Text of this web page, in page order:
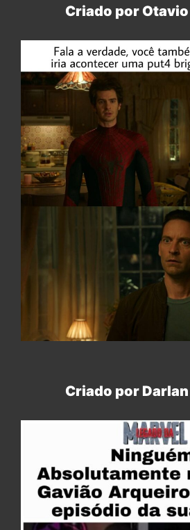
Criado por
Criado por